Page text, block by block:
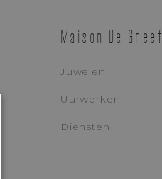
Maison De Greef
Juwelen
Uurwerken
Diensten